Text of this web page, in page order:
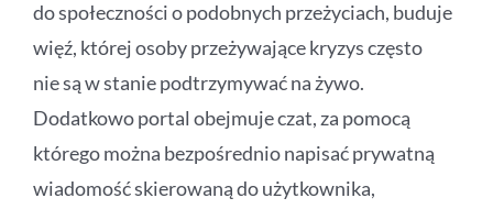
do społeczności o podobnych przeżyciach, buduje
więź, której osoby przeżywające kryzys często
nie są w stanie podtrzymywać na żywo.
Dodatkowo portal obejmuje czat, za pomocą
którego można bezpośrednio napisać prywatną
wiadomość skierowaną do użytkownika,